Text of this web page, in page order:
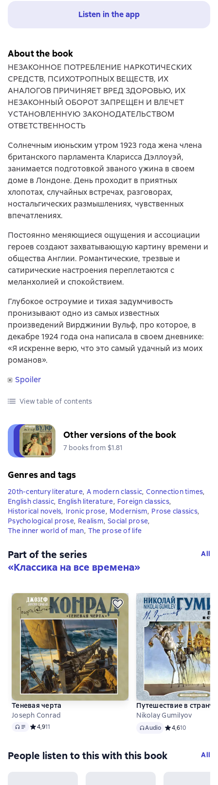
Listen in the app
About the book
НЕЗАКОННОЕ ПОТРЕБЛЕНИЕ НАРКОТИЧЕСКИХ
СРЕДСТВ, ПСИХОТРОПНЫХ ВЕЩЕСТВ, ИХ
АНАЛОГОВ ПРИЧИНЯЕТ ВРЕД ЗДОРОВЬЮ, ИХ
НЕЗАКОННЫЙ ОБОРОТ ЗАПРЕЩЕН И ВЛЕЧЕТ
УСТАНОВЛЕННУЮ ЗАКОНОДАТЕЛЬСТВОМ
ОТВЕТСТВЕННОСТЬ
Солнечным июньским утром 1923 года жена члена
британского парламента Кларисса Дэллоуэй,
занимается подготовкой званого ужина в своем
доме в Лондоне. День проходит в приятных
хлопотах, случайных встречах, разговорах,
ностальгических размышлениях, чувственных
впечатлениях.
Постоянно меняющиеся ощущения и ассоциации
героев создают захватывающую картину времени и
общества Англии. Романтические, трезвые и
сатирические настроения переплетаются с
меланхолией и спокойствием.
Глубокое остроумие и тихая задумчивость
пронизывают одно из самых известных
произведений Вирджинии Вульф, про которое, в
декабре 1924 года она написала в своем дневнике:
«Я искренне верю, что это самый удачный из моих
романов».
Spoiler
View table of contents
Other versions of the book
7 books from $1.81
Genres and tags
20th-century literature, A modern classic, Connection times,
English classic, English literature, Foreign classics,
Historical novels, Ironic prose, Modernism, Prose classics,
Psychological prose, Realism, Social prose,
The inner world of man, The prose of life
Part of the series
«Классика на все времена»
All
Теневая черта
Joseph Conrad
Audio Средний рейтинг 4,9 на основе 11 оценок
4,911
Путешествие в страну
Nikolay Gumilyov
AudioAudio Средний рейтинг
4,610
People listen to this with this book All